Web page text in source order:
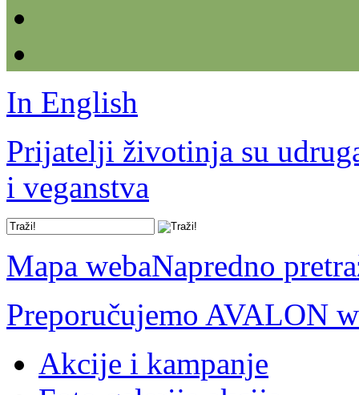
In English
Prijatelji životinja su
i veganstva
Mapa webaNapredno
Preporučujemo AVALON
Akcije i kampanje